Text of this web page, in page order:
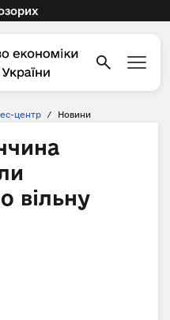
центр / Новини
вільну